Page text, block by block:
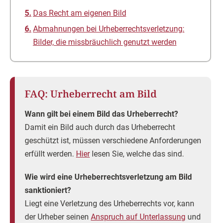
Das Recht am eigenen Bild
Abmahnungen bei Urheberrechtsverletzung:
Bilder, die missbräuchlich genutzt werden
FAQ: Urheberrecht am Bild
Wann gilt bei einem Bild das Urheberrecht?
Damit ein Bild auch durch das Urheberrecht
geschützt ist, müssen verschiedene Anforderungen
erfüllt werden. Hierlesen Sie, welche das sind.
Wie wird eine Urheberrechtsverletzung am Bild
sanktioniert?
Liegt eine Verletzung des Urheberrechts vor, kann
der Urheber seinen Anspruch auf Unterlassung und